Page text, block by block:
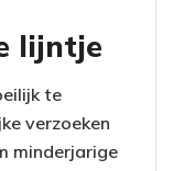
lijntje
te
verzoeken
minderjarige